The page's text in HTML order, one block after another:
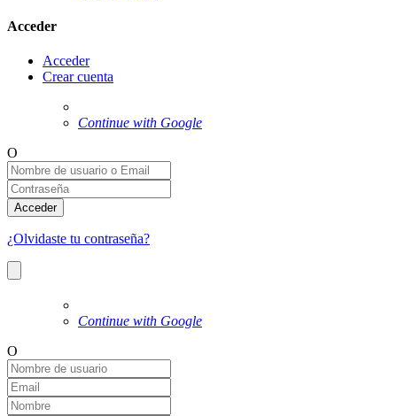
Acceder
Acceder
Crear cuenta
Continue with Google
O
Acceder
¿Olvidaste tu contraseña?
Continue with Google
O